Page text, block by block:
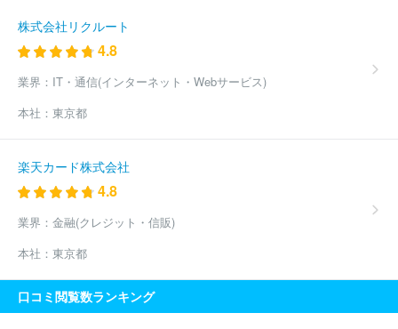
株式会社リクルート
4.8
業界： IT・通信(インターネット・Webサービス)
本社： 東京都
楽天カード株式会社
4.8
業界： 金融(クレジット・信販)
本社： 東京都
口コミ閲覧数ランキング